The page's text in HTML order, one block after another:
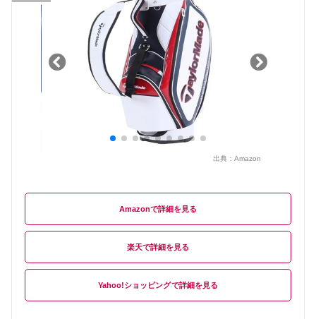
出典： Amazon
Amazon
楽天
Yahoo!ショッピング